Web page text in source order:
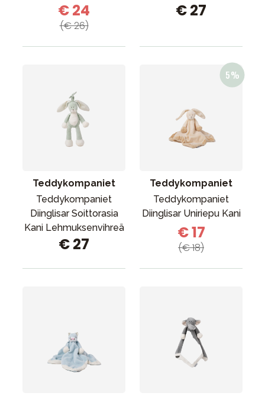
€ 24
(€ 26)
€ 27
Teddykompaniet
Teddykompaniet
Diinglisar Soittorasia
Kani Lehmuksenvihreä
€ 27
Teddykompaniet
Teddykompaniet
Diinglisar Uniriepu Kani
€ 17
(€ 18)